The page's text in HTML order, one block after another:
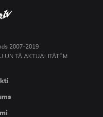
2007-2019
UN TĀ AKTUALITĀTĒM